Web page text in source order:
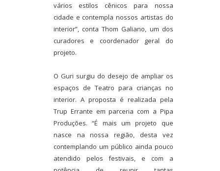
vários estilos cênicos para nossa
cidade e contempla nossos artistas do
interior”, conta Thom Galiano, um dos
curadores e coordenador geral do
projeto.
O Guri surgiu do desejo de ampliar os
espaços de Teatro para crianças no
interior. A proposta é realizada pela
Trup Errante em parceria com a Pipa
Produções. “É mais um projeto que
nasce na nossa região, desta vez
contemplando um público ainda pouco
atendido pelos festivais, e com a